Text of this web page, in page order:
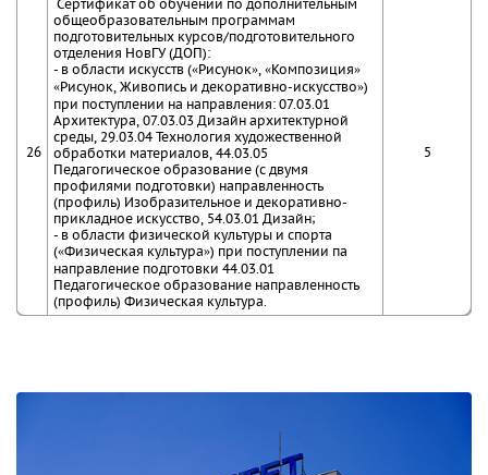
26
Сертификат об обучении по дополнительным
общеобразовательным программам
подготовительных курсов/подготовительного
отделения НовГУ (ДОП):
- в области искусств («Рисунок», «Композиция»
«Рисунок, Живопись и декоративно-искусство»)
при поступлении на направления: 07.03.01
Архитектура, 07.03.03 Дизайн архитектурной
среды, 29.03.04 Технология художественной
обработки материалов, 44.03.05
Педагогическое образование (с двумя
профилями подготовки) направленность
(профиль) Изобразительное и декоративно-
прикладное искусство, 54.03.01 Дизайн;
- в области физической культуры и спорта
(«Физическая культура») при поступлении па
направление подготовки 44.03.01
Педагогическое образование направленность
(профиль) Физическая культура.
5